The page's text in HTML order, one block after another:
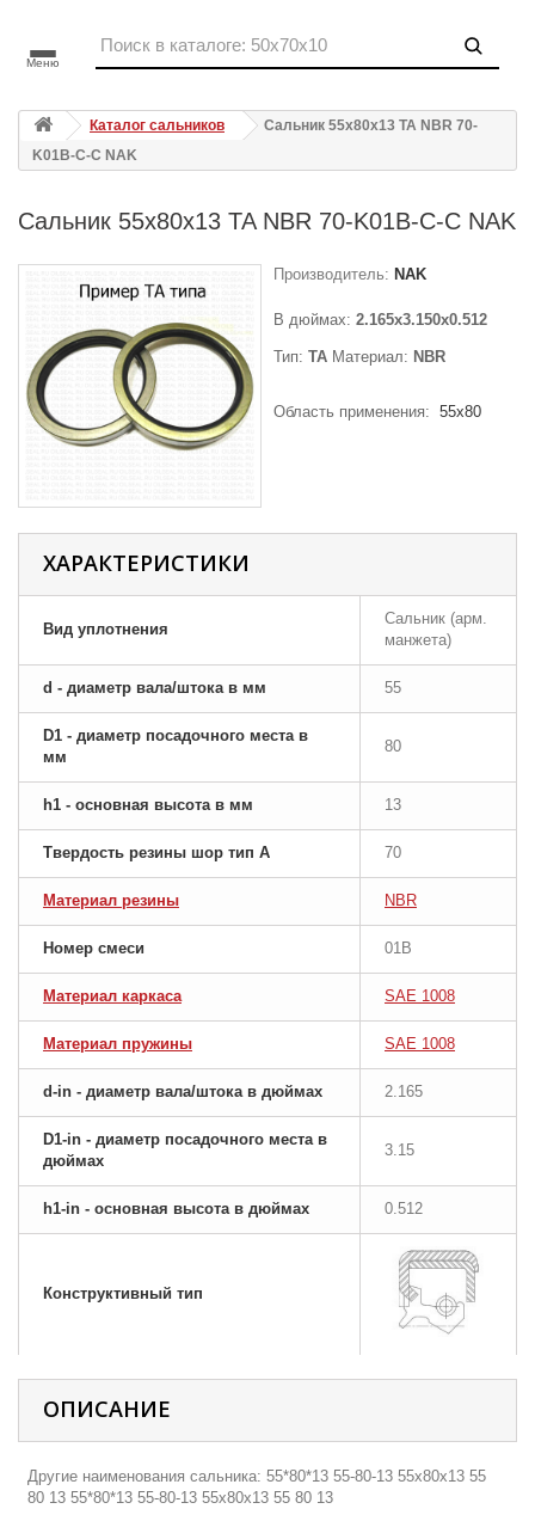
Меню
Каталог сальников
Сальник 55x80x13 TA NBR 70-
K01B-C-C NAK
Сальник 55x80x13 TA NBR 70-K01B-C-C NAK
Производитель: NAK
В дюймах: 2.165x3.150x0.512
Тип: TA Материал: NBR
Область применения: 55x80
ХАРАКТЕРИСТИКИ
Вид уплотнения
Сальник (арм.
манжета)
d - диаметр вала/штока в мм 55
D1 - диаметр посадочного места в
мм
80
h1 - основная высота в мм 13
Твердость резины шор тип A 70
Материал резины NBR
Номер смеси 01B
Материал каркаса SAE 1008
Материал пружины SAE 1008
d-in - диаметр вала/штока в дюймах 2.165
D1-in - диаметр посадочного места в
дюймах
3.15
h1-in - основная высота в дюймах 0.512
Конструктивный тип
ОПИСАНИЕ
Другие наименования сальника: 55*80*13 55-80-13 55х80х13 55
80 13 55*80*13 55-80-13 55х80х13 55 80 13